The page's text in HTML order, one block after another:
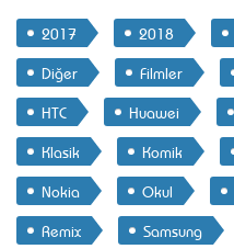
2017 2018
Diğer
Filmler
HTC
Huawei
Klasik
Komik
Nokia
Okul
Remix
Samsung